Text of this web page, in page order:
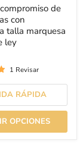
de
con
talla marquesa
ley
1 Revisar
RÁPIDA
OPCIONES